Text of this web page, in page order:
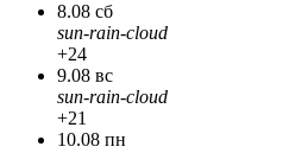
8.08 сб
sun-rain-cloud
+24
9.08 вс
sun-rain-cloud
+21
10.08 пн